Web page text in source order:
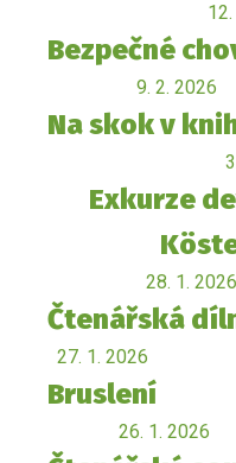
Bezpečné
9. 2. 2026
Na skok v
Exkurze
28. 1. 2026
Čtenářská
27. 1. 2026
Bruslení
26. 1. 2026